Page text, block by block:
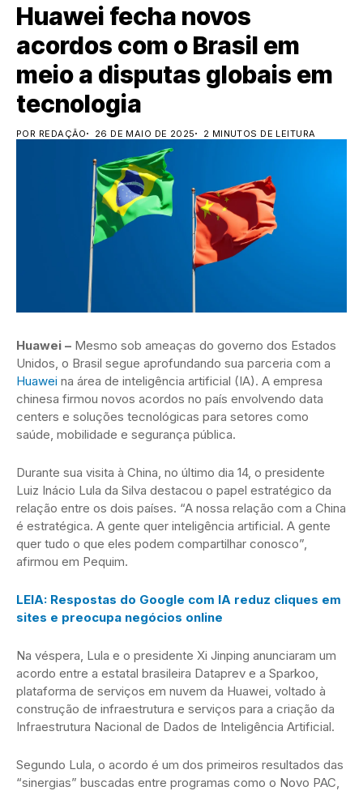
Huawei fecha novos
acordos com o Brasil em
meio a disputas globais em
tecnologia
POR REDAÇÃO 26 DE MAIO DE 2025 2 MINUTOS DE LEITURA
Huawei – Mesmo sob ameaças do governo dos Estados
Unidos, o Brasil segue aprofundando sua parceria com a
Huawei na área de inteligência artificial (IA). A empresa
chinesa firmou novos acordos no país envolvendo data
centers e soluções tecnológicas para setores como
saúde, mobilidade e segurança pública.
Durante sua visita à China, no último dia 14, o presidente
Luiz Inácio Lula da Silva destacou o papel estratégico da
relação entre os dois países. “A nossa relação com a China
é estratégica. A gente quer inteligência artificial. A gente
quer tudo o que eles podem compartilhar conosco”,
afirmou em Pequim.
LEIA: Respostas do Google com IA reduz cliques em
sites e preocupa negócios online
Na véspera, Lula e o presidente Xi Jinping anunciaram um
acordo entre a estatal brasileira Dataprev e a Sparkoo,
plataforma de serviços em nuvem da Huawei, voltado à
construção de infraestrutura e serviços para a criação da
Infraestrutura Nacional de Dados de Inteligência Artificial.
Segundo Lula, o acordo é um dos primeiros resultados das
“sinergias” buscadas entre programas como o Novo PAC,